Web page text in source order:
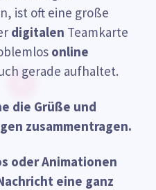
ist oft eine große
digitalen Teamkarte
online
gerade aufhaltet.
die Grüße und
zusammentragen.
oder Animationen
eine ganz